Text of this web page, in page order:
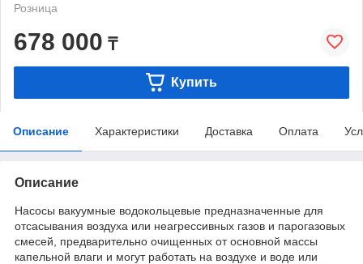
Розница
678 000 ₸
Купить
Описание Характеристики Доставка Оплата
Описание
Насосы вакуумные водокольцевые предназначенные для
отсасывания воздуха или неагрессивных газов и парогазовых
смесей, предварительно очищенных от основной массы
капельной влаги и могут работать на воздухе и воде или